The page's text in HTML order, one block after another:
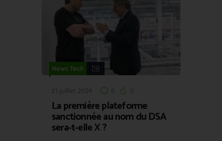
News Tech
21 juillet 2024 0 0
La première plateforme
sanctionnée au nom du DSA
sera-t-elle X ?